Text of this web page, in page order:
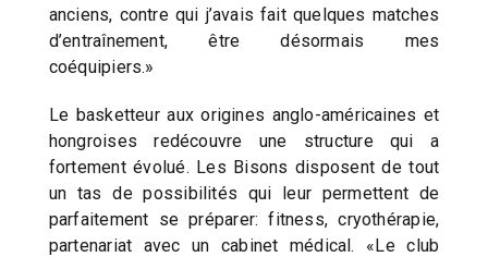
anciens, contre qui j’avais fait quelques matches
d’entraînement, être désormais mes
coéquipiers.»
Le basketteur aux origines anglo-américaines et
hongroises redécouvre une structure qui a
fortement évolué. Les Bisons disposent de tout
un tas de possibilités qui leur permettent de
parfaitement se préparer: fitness, cryothérapie,
partenariat avec un cabinet médical. «Le club